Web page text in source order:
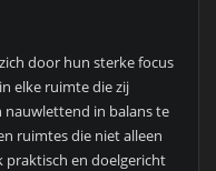
door hun sterke focus
elke ruimte die zij
nauwlettend in balans te
ruimtes die niet alleen
praktisch en doelgericht